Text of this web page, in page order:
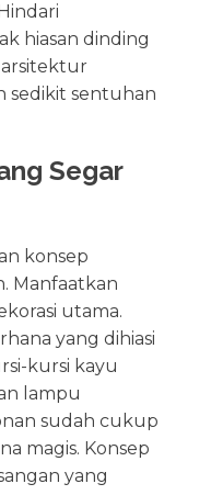
hiasan dinding
sedikit sentuhan
Segar
konsep
Manfaatkan
utama.
yang dihiasi
kursi kayu
lampu
sudah cukup
magis. Konsep
yang